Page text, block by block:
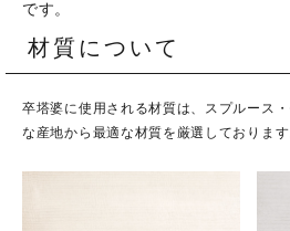
です。
材質について
卒塔婆に使用される材質は、スプルース
な産地から最適な材質を厳選しております